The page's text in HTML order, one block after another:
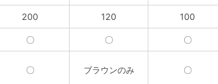
200 120 100
〇 〇 〇
〇 ブラウンのみ 〇